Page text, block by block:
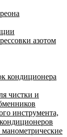
азотом
кондиционера
чистки и
инструмента,